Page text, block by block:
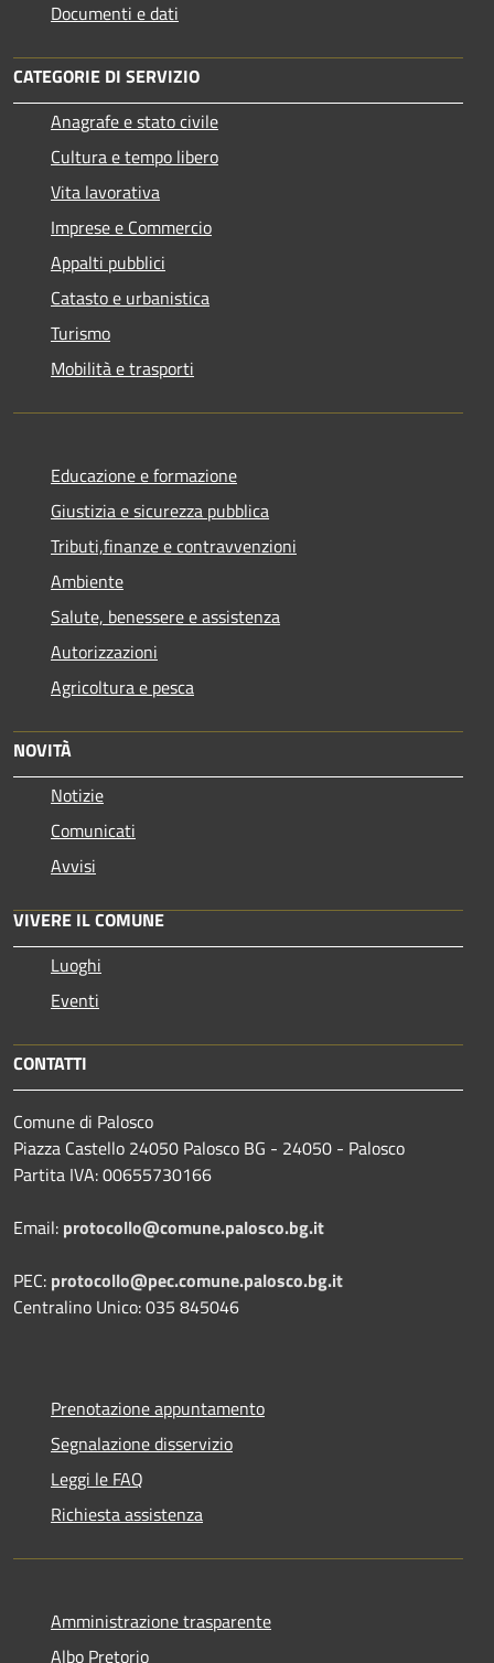
Documenti e dati
CATEGORIE DI SERVIZIO
Anagrafe e stato civile
Cultura e tempo libero
Vita lavorativa
Imprese e Commercio
Appalti pubblici
Catasto e urbanistica
Turismo
Mobilità e trasporti
Educazione e formazione
Giustizia e sicurezza pubblica
Tributi,finanze e contravvenzioni
Ambiente
Salute, benessere e assistenza
Autorizzazioni
Agricoltura e pesca
NOVITÀ
Notizie
Comunicati
Avvisi
VIVERE IL COMUNE
Luoghi
Eventi
CONTATTI
Comune di Palosco
Piazza Castello 24050 Palosco BG - 24050 - Palosco
Partita IVA: 00655730166
Email: protocollo@comune.palosco.bg.it
PEC: protocollo@pec.comune.palosco.bg.it
Centralino Unico: 035 845046
Prenotazione appuntamento
Segnalazione disservizio
Leggi le FAQ
Richiesta assistenza
Amministrazione trasparente
Albo Pretorio